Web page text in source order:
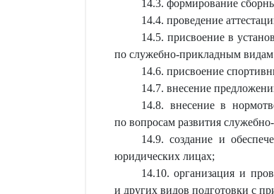
14.3. формирование
14.4. проведение
14.5. присвоение в
по служебно-прикладным видам
14.6. присвоение
14.7. внесение
14.8. внесение в
по вопросам развития
14.9. создание и
юридических лицах;
14.10. организация и
и других видов подготовки с